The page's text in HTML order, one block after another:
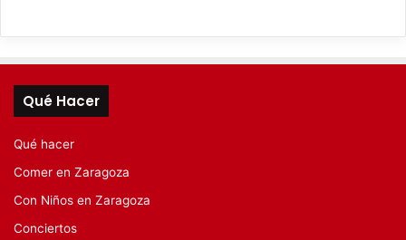
Qué Hacer
Qué hacer
Comer en Zaragoza
Con Niños en Zaragoza
Conciertos